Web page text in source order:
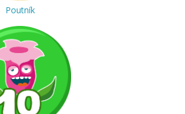
Poutník